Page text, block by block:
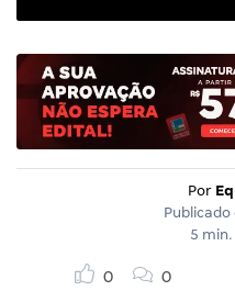
Por
Publicado
5
0 0